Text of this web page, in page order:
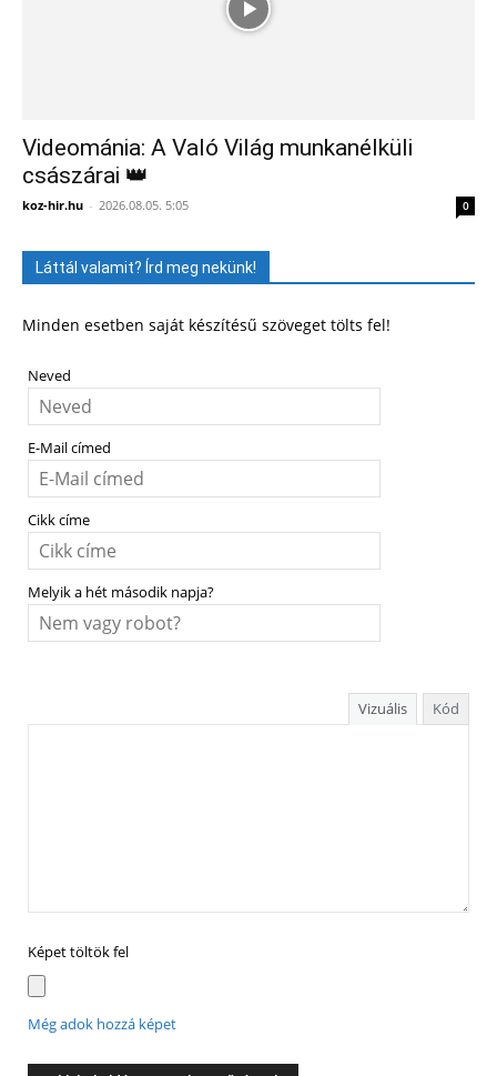
Videománia: A Való Világ munkanélküli
császárai 👑
koz-hir.hu - 2026.08.05. 5:05 0
Láttál valamit? Írd meg nekünk!
Minden esetben saját készítésű szöveget tölts fel!
Neved
E-Mail címed
Cikk címe
Melyik a hét második napja?
Vizuális Kód
Képet töltök fel
Még adok hozzá képet